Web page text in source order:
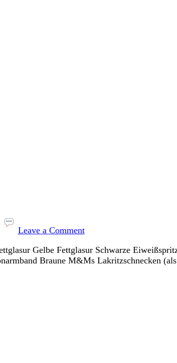
Leave a CommentMinion
Gelbe Fettglasur Schwarze
Braune M&Ms Lakritzschnecken